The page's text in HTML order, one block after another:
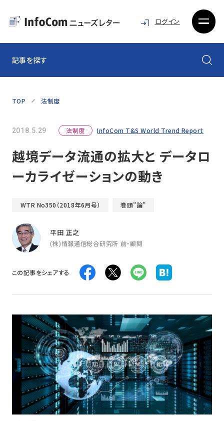
ログイン
記事を探す
TOP 法制度
2018.5.29 法制度 InfoCom T&S World Trend Report
越境データ流通の拡大と データロ
ーカライゼーションの動き
WTR No350（2018年6月号） 巻頭”論”
平田 正之
(株)情報通信総合研究所 前・顧問
この記事をシェアする